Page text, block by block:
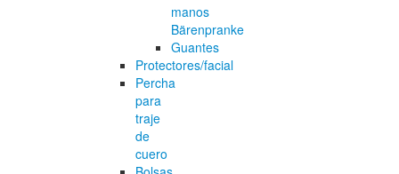
manos
Bärenpranke
Guantes
Protectores/facial
Percha
para
traje
de
cuero